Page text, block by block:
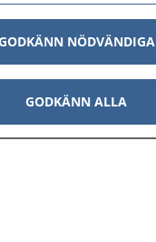
NÖDVÄNDIGA
GODKÄNN ALLA